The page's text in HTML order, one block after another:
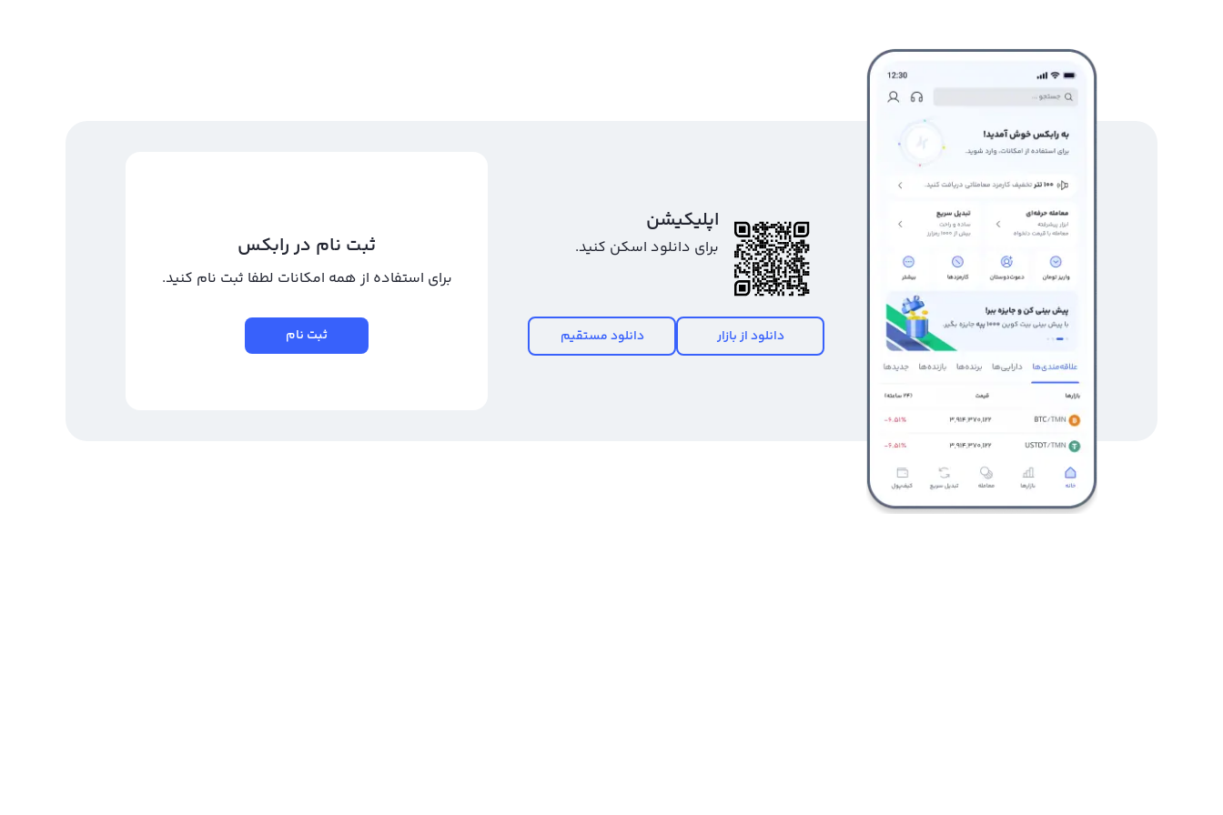
اپلیکیشن
برای دانلود اسکن کنید.
دانلود از بازار دانلود مستقیم
ثبت نام در رابکس
برای استفاده از همه امکانات لطفا ثبت نام کنید.
ثبت نام